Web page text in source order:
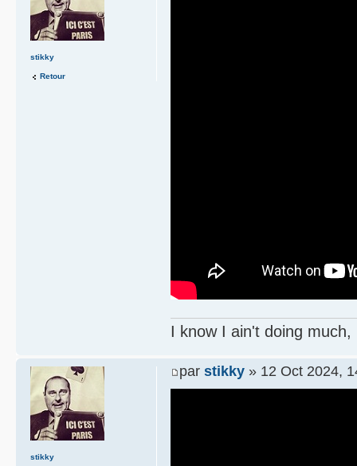
I know I ain't doing
stikky
Retour
par stikky » 12 Oct 2024,
stikky